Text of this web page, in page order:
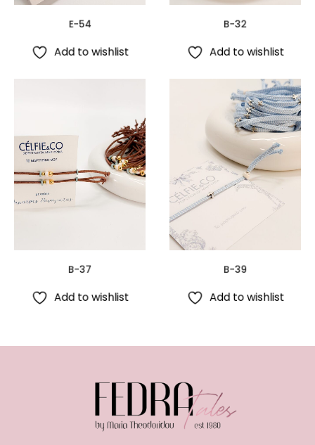
E-54
Add to wishlist
B-32
Add to wishlist
B-37
Add to wishlist
B-39
Add to wishlist